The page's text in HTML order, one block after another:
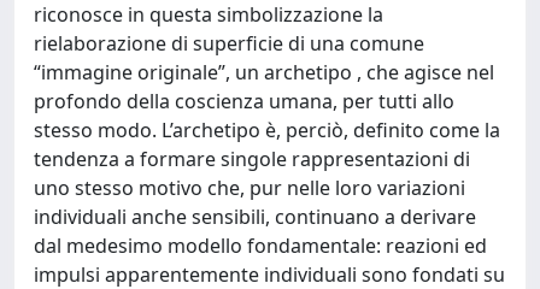
riconosce in questa simbolizzazione la
rielaborazione di superficie di una comune
“immagine originale”, un archetipo , che agisce nel
profondo della coscienza umana, per tutti allo
stesso modo. L’archetipo è, perciò, definito come la
tendenza a formare singole rappresentazioni di
uno stesso motivo che, pur nelle loro variazioni
individuali anche sensibili, continuano a derivare
dal medesimo modello fondamentale: reazioni ed
impulsi apparentemente individuali sono fondati su